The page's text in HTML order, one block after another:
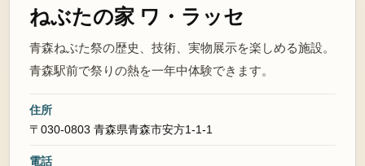
ねぶたの家 ワ・ラッセ
青森ねぶた祭の歴史、技術、実物展示を楽しめる施設。
青森駅前で祭りの熱を一年中体験できます。
住所
〒030-0803 青森県青森市安方1-1-1
電話